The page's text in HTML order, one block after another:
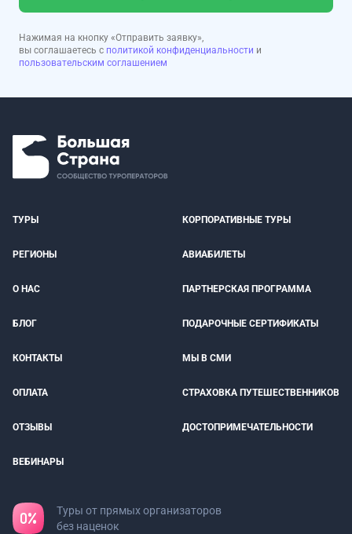
Нажимая на кнопку «Отправить заявку»,
вы соглашаетесь с политикой конфиденциальности и
пользовательским соглашением
ТУРЫ КОРПОРАТИВНЫЕ ТУРЫ
РЕГИОНЫ АВИАБИЛЕТЫ
О НАС ПАРТНЕРСКАЯ ПРОГРАММА
БЛОГ ПОДАРОЧНЫЕ СЕРТИФИКАТЫ
КОНТАКТЫ МЫ В СМИ
ОПЛАТА СТРАХОВКА ПУТЕШЕСТВЕННИКОВ
ОТЗЫВЫ ДОСТОПРИМЕЧАТЕЛЬНОСТИ
ВЕБИНАРЫ
Туры от прямых организаторов
без наценок